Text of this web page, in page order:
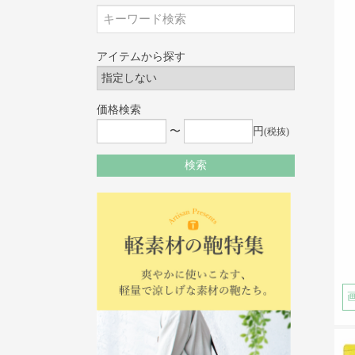
アイテムから探す
価格検索
〜
円(税抜)
検索